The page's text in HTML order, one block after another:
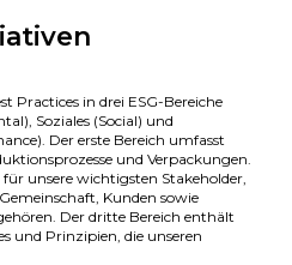
Practices in drei ESG-Bereiche
Soziales (Social) und
Der erste Bereich umfasst
und Verpackungen.
unsere wichtigsten Stakeholder,
Kunden sowie
Der dritte Bereich enthält
und Prinzipien, die unseren